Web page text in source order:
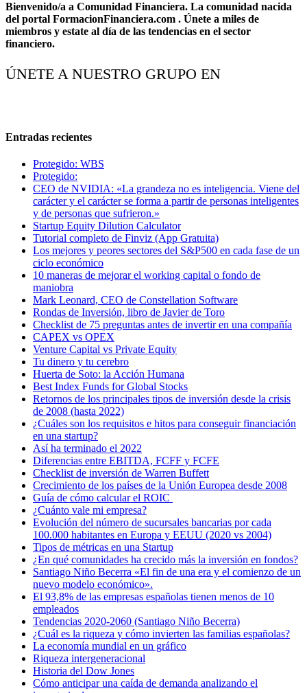
Bienvenido/a a Comunidad Financiera. La comunidad nacida
del portal FormacionFinanciera.com . Únete a miles de
miembros y estate al día de las tendencias en el sector
financiero.
ÚNETE A NUESTRO GRUPO EN
Entradas recientes
Protegido: WBS
Protegido:
CEO de NVIDIA: «La grandeza no es inteligencia. Viene del
carácter y el carácter se forma a partir de personas inteligentes
y de personas que sufrieron.»
Startup Equity Dilution Calculator
Tutorial completo de Finviz (App Gratuita)
Los mejores y peores sectores del S&P500 en cada fase de un
ciclo económico
10 maneras de mejorar el working capital o fondo de
maniobra
Mark Leonard, CEO de Constellation Software
Rondas de Inversión, libro de Javier de Toro
Checklist de 75 preguntas antes de invertir en una compañía
CAPEX vs OPEX
Venture Capital vs Private Equity
Tu dinero y tu cerebro
Huerta de Soto: la Acción Humana
Best Index Funds for Global Stocks
Retornos de los principales tipos de inversión desde la crisis
de 2008 (hasta 2022)
¿Cuáles son los requisitos e hitos para conseguir financiación
en una startup?
Así ha terminado el 2022
Diferencias entre EBITDA, FCFF y FCFE
Checklist de inversión de Warren Buffett
Crecimiento de los países de la Unión Europea desde 2008
Guía de cómo calcular el ROIC
¿Cuánto vale mi empresa?
Evolución del número de sucursales bancarias por cada
100.000 habitantes en Europa y EEUU (2020 vs 2004)
Tipos de métricas en una Startup
¿En qué comunidades ha crecido más la inversión en fondos?
Santiago Niño Becerra «El fin de una era y el comienzo de un
nuevo modelo económico».
El 93,8% de las empresas españolas tienen menos de 10
empleados
Tendencias 2020-2060 (Santiago Niño Becerra)
¿Cuál es la riqueza y cómo invierten las familias españolas?
La economía mundial en un gráfico
Riqueza intergeneracional
Historia del Dow Jones
Cómo anticipar una caída de demanda analizando el